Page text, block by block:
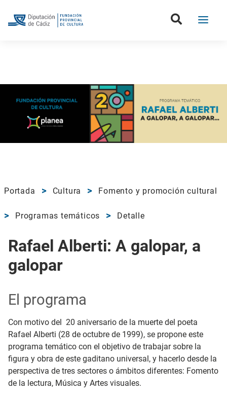
Portada Cultura Fomento y promoción cultural
Programas temáticos Detalle
Rafael Alberti: A galopar, a
galopar
El programa
Con motivo del 20 aniversario de la muerte del poeta
Rafael Alberti (28 de octubre de 1999), se propone este
programa temático con el objetivo de trabajar sobre la
figura y obra de este gaditano universal, y hacerlo desde la
perspectiva de tres sectores o ámbitos diferentes: Fomento
de la lectura, Música y Artes visuales.